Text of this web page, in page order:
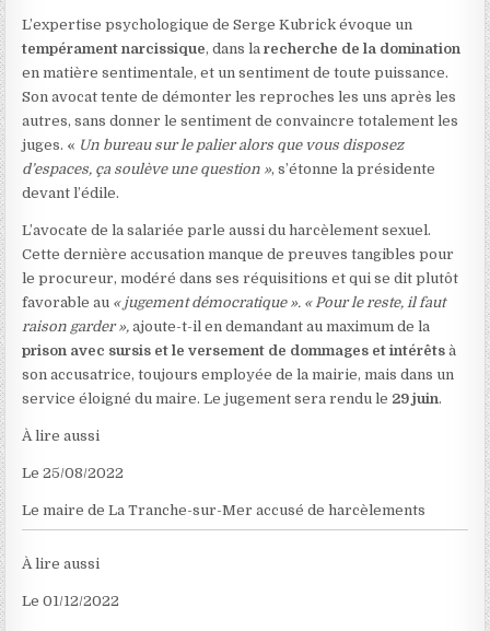
L’expertise psychologique de Serge Kubrick évoque un
tempérament narcissique, dans larecherche de la domination
en matière sentimentale, et un sentiment de toute puissance.
Son avocat tente de démonter les reproches les uns après les
autres, sans donner le sentiment de convaincre totalement les
juges. « Un bureau sur le palier alors que vous disposez
d’espaces, ça soulève une question », s’étonne la présidente
devant l’édile.
L’avocate de la salariée parle aussi du harcèlement sexuel.
Cette dernière accusation manque de preuves tangibles pour
le procureur, modéré dans ses réquisitions et qui se dit plutôt
favorable au « jugement démocratique ». « Pour le reste, il faut
raison garder », ajoute-t-il en demandant au maximum de la
prison avec sursis et le versement de dommages et intérêts à
son accusatrice, toujours employée de la mairie, mais dans un
service éloigné du maire. Le jugement sera rendu le 29 juin.
À lire aussi
Le 25/08/2022
Le maire de La Tranche-sur-Mer accusé de harcèlements
À lire aussi
Le 01/12/2022